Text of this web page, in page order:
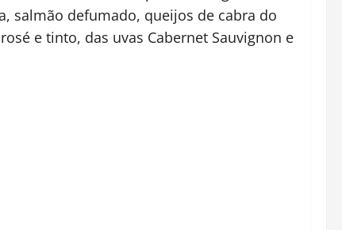
salmão defumado, queijos de cabra do
e tinto, das uvas Cabernet Sauvignon e